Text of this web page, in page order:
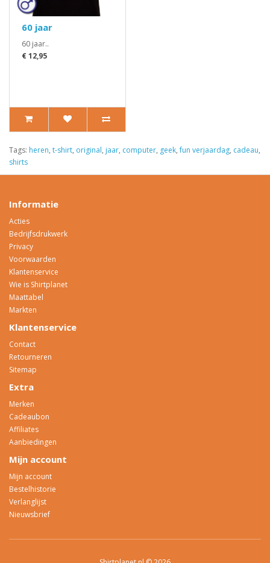
60 jaar
60 jaar..
€ 12,95
Tags: heren, t-shirt, original, jaar, computer, geek,fun verjaardag, cadeau,
shirts
Informatie
Acties
Bedrijfsdrukwerk
Privacy
Voorwaarden
Klantenservice
Wie is Shirtplanet
Maattabel
Markten
Klantenservice
Contact
Retourneren
Sitemap
Extra
Merken
Cadeaubon
Affiliates
Aanbiedingen
Mijn account
Mijn account
Bestelhistorie
Verlanglijst
Nieuwsbrief